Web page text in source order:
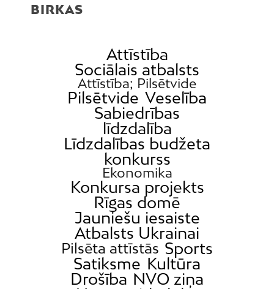
BIRKAS
Attīstība
Sociālais atbalsts
Attīstība; Pilsētvide
Pilsētvide Veselība
Sabiedrības
līdzdalība
Līdzdalības budžeta
konkurss
Ekonomika
Konkursa projekts
Rīgas domē
Jauniešu iesaiste
Atbalsts Ukrainai
Pilsēta attīstās Sports
Satiksme Kultūra
Drošība NVO ziņa